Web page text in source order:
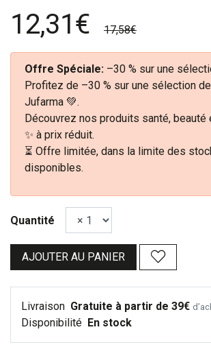
12,31€ 17,58€
Offre Spéciale: –30 % sur une
Profitez de –30 % sur une sélection
Jufarma 💚.
Découvrez nos produits santé, beauté
✨ à prix réduit.
⏳ Offre limitée, dans la limite des
disponibles.
Quantité
AJOUTER AU PANIER
Livraison Gratuite à partir de 39€
Disponibilité En stock